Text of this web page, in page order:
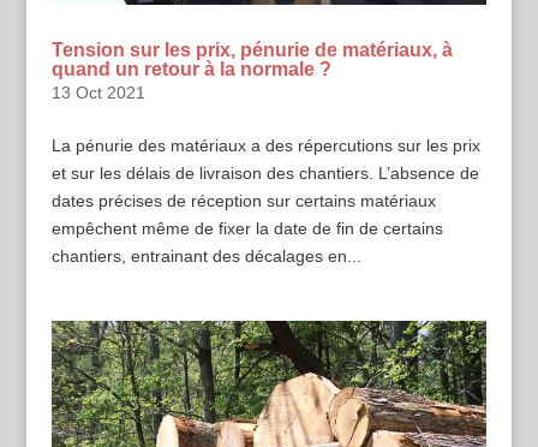
Tension sur les prix, pénurie de matériaux, à
quand un retour à la normale ?
13 Oct 2021
La pénurie des matériaux a des répercutions sur les prix
et sur les délais de livraison des chantiers. L’absence de
dates précises de réception sur certains matériaux
empêchent même de fixer la date de fin de certains
chantiers, entrainant des décalages en...